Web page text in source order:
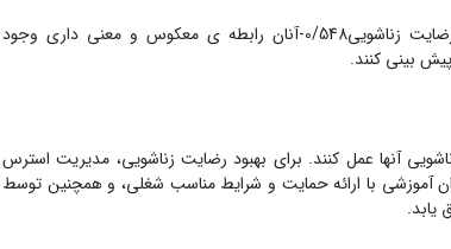
یافته ها: یافته های پژوهش نشان داد که بین استرسشغلی دبیران با کیفیت زندگی0/426- و رضایت زناشویی0/548-آنان رابطه ی معکوس و معنی داری وجود
بینی کنند.
آنها عمل کنند. برای بهبود رضایت زناشویی، مدیریت استرس
آموزشی با ارائه حمایت و شرایط مناسب شغلی، و همچنین توسط
یابد.